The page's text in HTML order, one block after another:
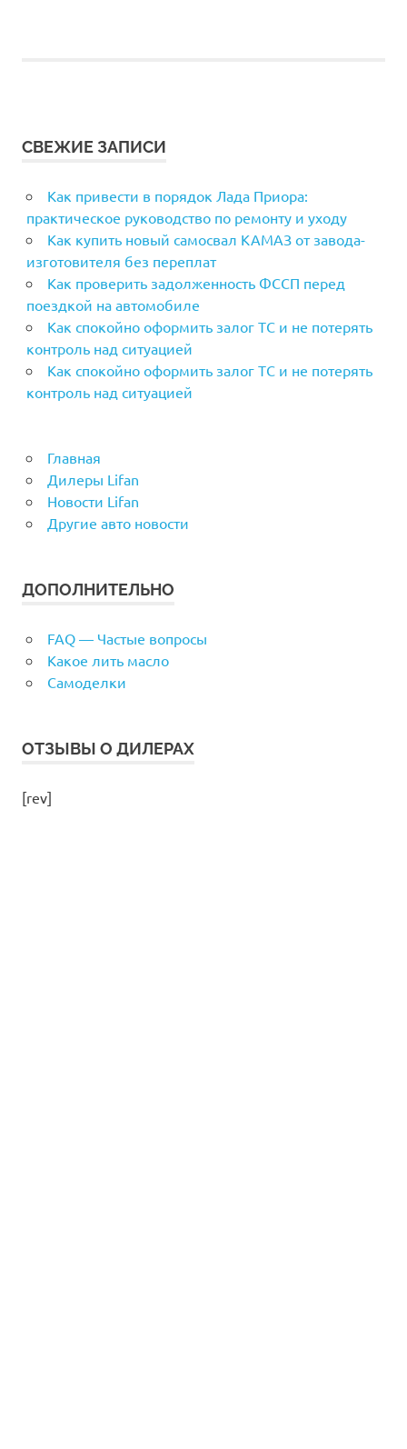
СВЕЖИЕ ЗАПИСИ
Как привести в порядок Лада Приора:
практическое руководство по ремонту и уходу
Как купить новый самосвал КАМАЗ от завода-
изготовителя без переплат
Как проверить задолженность ФССП перед
поездкой на автомобиле
Как спокойно оформить залог ТС и не потерять
контроль над ситуацией
Как спокойно оформить залог ТС и не потерять
контроль над ситуацией
Главная
Дилеры Lifan
Новости Lifan
Другие авто новости
ДОПОЛНИТЕЛЬНО
FAQ — Частые вопросы
Какое лить масло
Самоделки
ОТЗЫВЫ О ДИЛЕРАХ
[rev]